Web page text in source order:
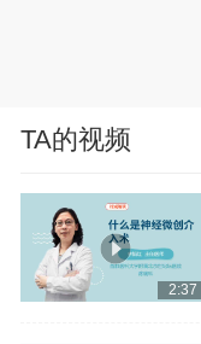
TA的视频
2:37